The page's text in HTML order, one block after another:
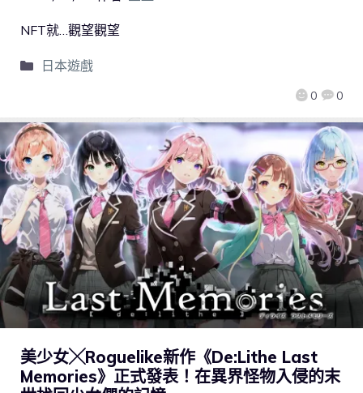
0 0
NFT就…觀望觀望
日本遊戲
美少女╳Roguelike新作《De:Lithe Last
Memories》正式發表！在異界怪物入侵的末